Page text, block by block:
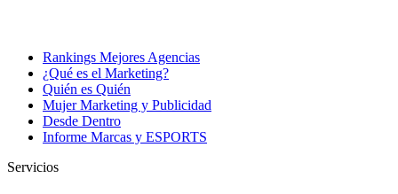
Rankings Mejores Agencias
¿Qué es el Marketing?
Quién es Quién
Mujer Marketing y Publicidad
Desde Dentro
Informe Marcas y ESPORTS
Servicios